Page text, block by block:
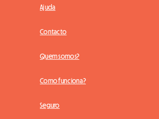
Ajuda
Contacto
Quem somos?
Como funciona?
Seguro